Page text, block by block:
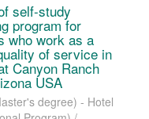
self-study
program for
who work as a
of service in
Canyon Ranch
USA
degree) - Hotel